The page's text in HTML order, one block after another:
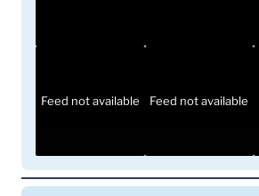
Feed not available Feed not available